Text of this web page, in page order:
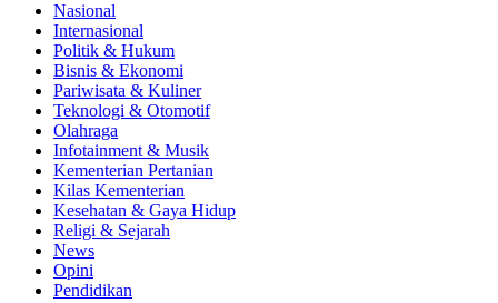
Nasional
Internasional
Politik & Hukum
Bisnis & Ekonomi
Pariwisata & Kuliner
Teknologi & Otomotif
Olahraga
Infotainment & Musik
Kementerian Pertanian
Kilas Kementerian
Kesehatan & Gaya Hidup
Religi & Sejarah
News
Opini
Pendidikan